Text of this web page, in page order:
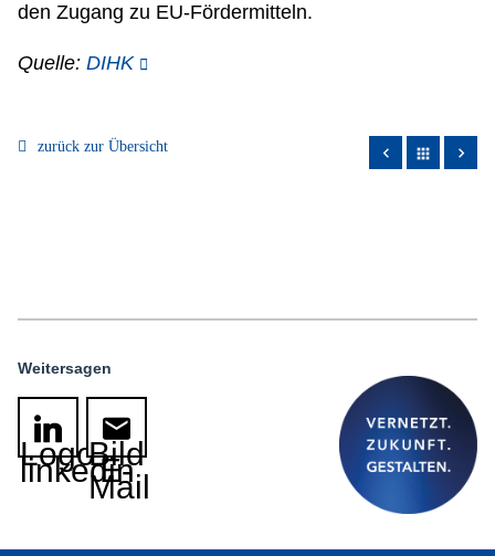
den Zugang zu EU-Fördermitteln.
Quelle: DIHK
zurück zur Übersicht apps
Weitersagen
Logo
linkedin
Bild
E-
Mail